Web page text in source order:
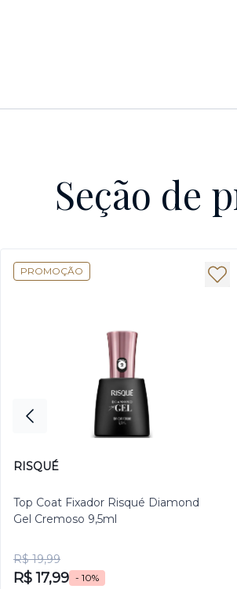
Seção de
PROMOÇÃO
RISQUÉ
Top Coat Fixador Risqué Diamond
Gel Cremoso 9,5ml
R$ 19,99
R$ 17,99 - 10%